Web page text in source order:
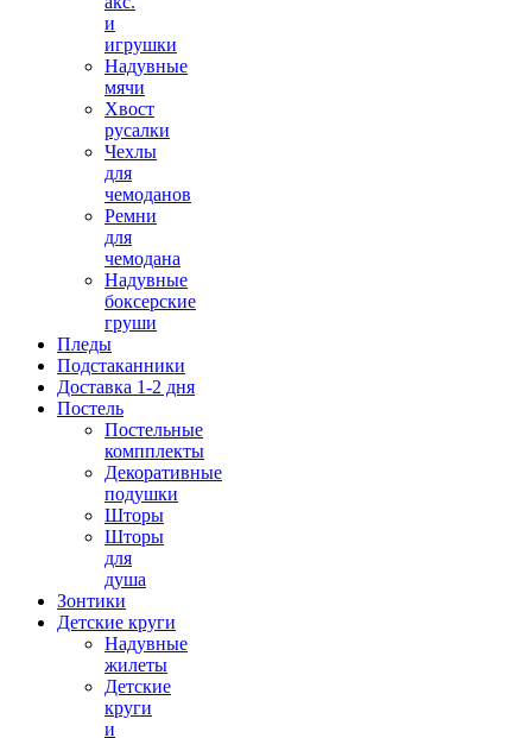
и
игрушки
Надувные
мячи
Хвост
русалки
Чехлы
для
чемоданов
Ремни
для
чемодана
Надувные
боксерские
груши
Пледы
Подстаканники
Доставка 1-2 дня
Постель
Постельные
компплекты
Декоративные
подушки
Шторы
Шторы
для
душа
Зонтики
Детские круги
Надувные
жилеты
Детские
круги
и